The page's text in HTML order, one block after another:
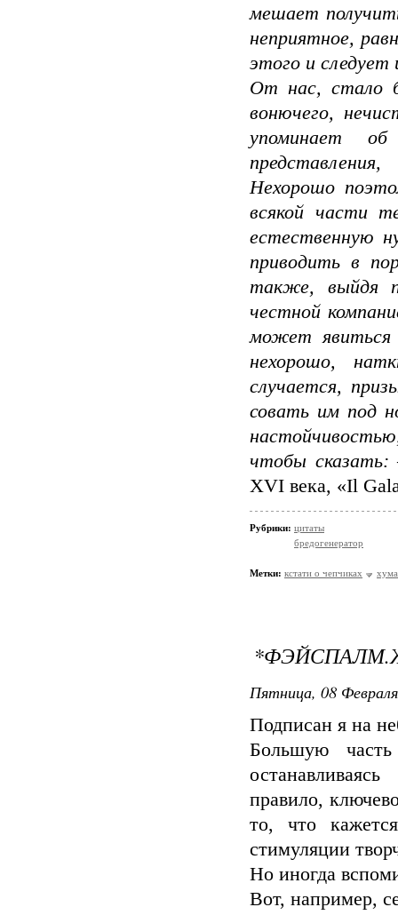
мешает
неприятное,
этого и следует
От нас, стало
вонючего,
упоминает
Нехорошо
всякой части
естественную
приводить в
также, выйдя
честной
может
нехорошо,
случается,
совать им под
чтобы
XVI века, «Il
Рубрики: цитаты
бредогенератор
Метки: кстати о чепчиках
Пятница, 08
Подписан я на
Большую
правило,
то, что
стимуляции
Но иногда
Вот, например,